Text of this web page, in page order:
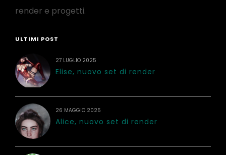
render e progetti.
ULTIMI POST
27 LUGLIO 2025
Elise, nuovo set di render
26 MAGGIO 2025
Alice, nuovo set di render